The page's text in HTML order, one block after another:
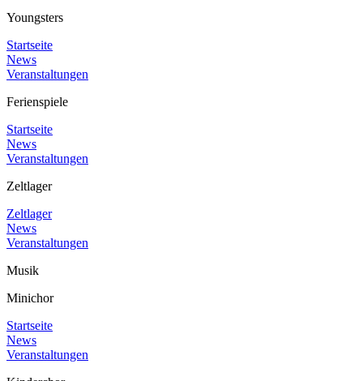
Youngsters
Startseite
News
Veranstaltungen
Ferienspiele
Startseite
News
Veranstaltungen
Zeltlager
Zeltlager
News
Veranstaltungen
Musik
Minichor
Startseite
News
Veranstaltungen